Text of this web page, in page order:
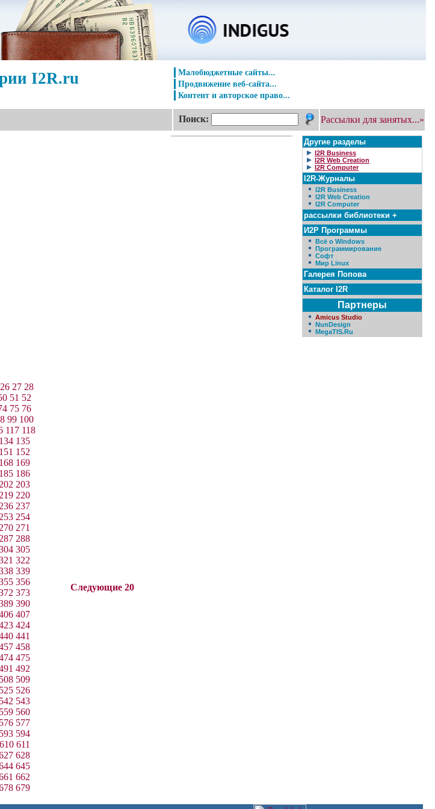
I2R.ru
Малобюджетные сайты...
Продвижение веб-сайта...
Контент и авторское право...
Поиск: Рассылки для занятых...»
26 27 28
51 52
75 76
99 100
117 118
134 135
151 152
168 169
185 186
202 203
219 220
236 237
253 254
270 271
287 288
305
322
339
356
373
390
407
424
441
458
475
492
508 509
525 526
542 543
559 560
576 577
593 594
610 611
628
645
662
679
Следующие 20
Другие разделы
I2R Business
I2R Web Creation
I2R Computer
I2R-Журналы
I2R Business
I2R Web Creation
I2R Computer
рассылки библиотеки +
И2Р Программы
Всё о Windows
Программирование
Софт
Мир Linux
Галерея Попова
Каталог I2R
Партнеры
Amicus Studio
NunDesign
MegaTIS.Ru